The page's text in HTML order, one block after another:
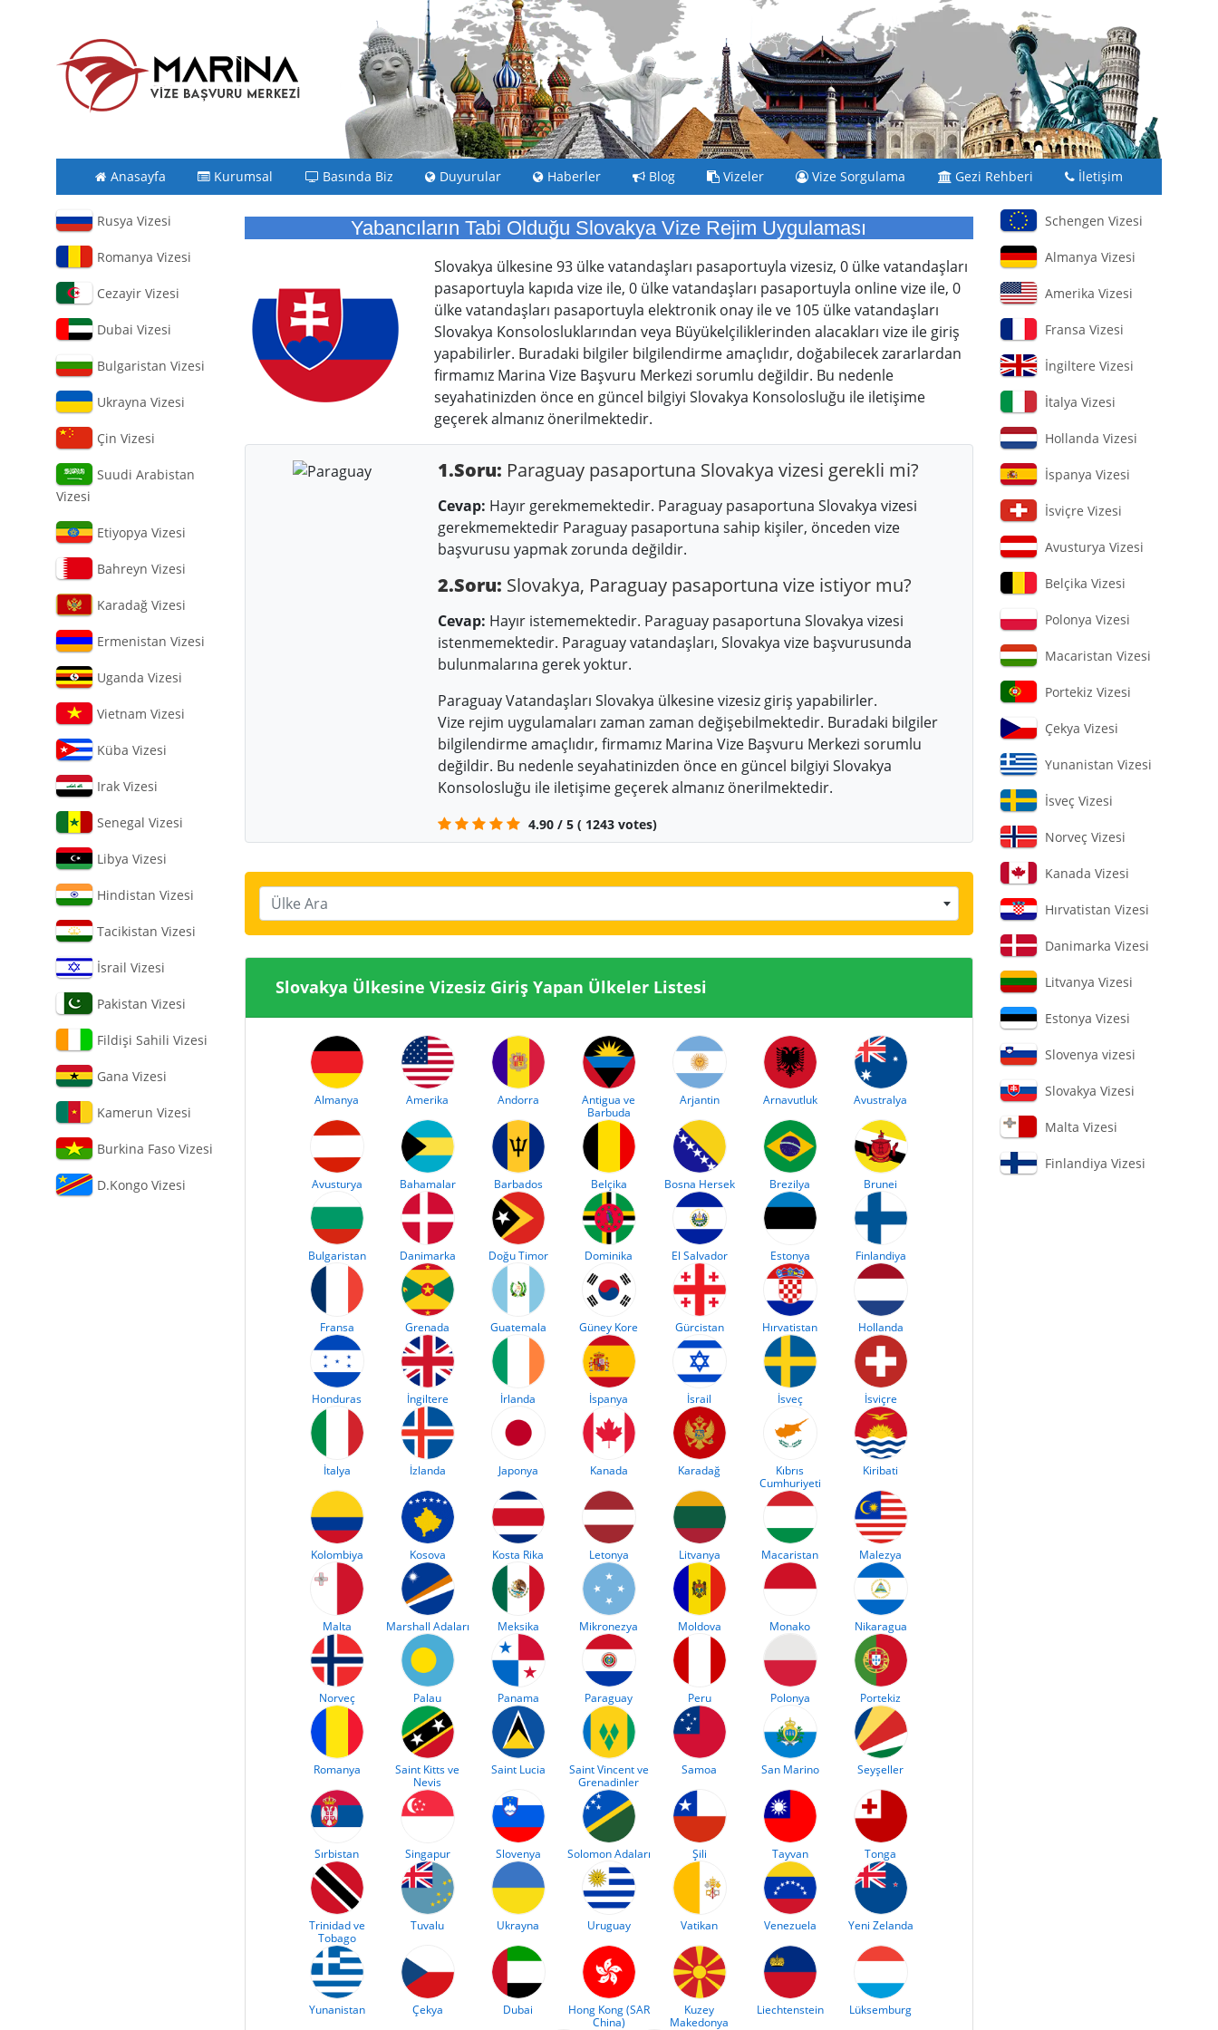
Anasayfa Kurumsal Basında Biz Duyurular Haberler Blog Vizeler Vize Sorgulama Gezi Rehberi İletişim
Rusya Vizesi
Romanya Vizesi
Cezayir Vizesi
Dubai Vizesi
Bulgaristan Vizesi
Ukrayna Vizesi
Çin Vizesi
Suudi Arabistan
Vizesi
Etiyopya Vizesi
Bahreyn Vizesi
Karadağ Vizesi
Ermenistan Vizesi
Uganda Vizesi
Vietnam Vizesi
Küba Vizesi
Irak Vizesi
Senegal Vizesi
Libya Vizesi
Hindistan Vizesi
Tacikistan Vizesi
İsrail Vizesi
Pakistan Vizesi
Fildişi Sahili Vizesi
Gana Vizesi
Kamerun Vizesi
Burkina Faso Vizesi
D.Kongo Vizesi
Yabancıların Tabi Olduğu Slovakya Vize Rejim Uygulaması
Slovakya ülkesine 93 ülke vatandaşları pasaportuyla vizesiz, 0 ülke vatandaşları
pasaportuyla kapıda vize ile, 0 ülke vatandaşları pasaportuyla online vize ile, 0
ülke vatandaşları pasaportuyla elektronik onay ile ve 105 ülke vatandaşları
Slovakya Konsolosluklarından veya Büyükelçiliklerinden alacakları vize ile giriş
yapabilirler. Buradaki bilgiler bilgilendirme amaçlıdır, doğabilecek zararlardan
firmamız Marina Vize Başvuru Merkezi sorumlu değildir. Bu nedenle
seyahatinizden önce en güncel bilgiyi Slovakya Konsolosluğu ile iletişime
geçerek almanız önerilmektedir.
1.Soru: Paraguay pasaportuna Slovakya vizesi gerekli mi?
Cevap: Hayır gerekmemektedir. Paraguay pasaportuna Slovakya vizesi
gerekmemektedir Paraguay pasaportuna sahip kişiler, önceden vize
başvurusu yapmak zorunda değildir.
2.Soru: Slovakya, Paraguay pasaportuna vize istiyor mu?
Cevap: Hayır istememektedir. Paraguay pasaportuna Slovakya vizesi
istenmemektedir. Paraguay vatandaşları, Slovakya vize başvurusunda
bulunmalarına gerek yoktur.
Paraguay Vatandaşları Slovakya ülkesine vizesiz giriş yapabilirler.
Vize rejim uygulamaları zaman zaman değişebilmektedir. Buradaki bilgiler
bilgilendirme amaçlıdır, firmamız Marina Vize Başvuru Merkezi sorumlu
değildir. Bu nedenle seyahatinizden önce en güncel bilgiyi Slovakya
Konsolosluğu ile iletişime geçerek almanız önerilmektedir.
4.90 / 5 ( 1243 votes)
Ülke Ara
Slovakya Ülkesine Vizesiz Giriş Yapan Ülkeler Listesi
Almanya Amerika Andorra
Antigua ve
Barbuda
Arjantin Arnavutluk Avustralya
Avusturya Bahamalar Barbados Belçika Bosna Hersek Brezilya Brunei
Bulgaristan Danimarka Doğu Timor Dominika El Salvador Estonya Finlandiya
Fransa Grenada Guatemala Güney Kore Gürcistan Hırvatistan Hollanda
Honduras İngiltere İrlanda İspanya İsrail İsveç İsviçre
İtalya İzlanda Japonya Kanada Karadağ
Kıbrıs
Cumhuriyeti
Kiribati
Kolombiya Kosova Kosta Rika Letonya Litvanya Macaristan Malezya
Malta Marshall Adaları Meksika Mikronezya Moldova Monako Nikaragua
Norveç Palau Panama Paraguay Peru Polonya Portekiz
Romanya
Saint Kitts ve
Nevis
Saint Lucia
Saint Vincent ve
Grenadinler
Samoa San Marino Seyşeller
Sırbistan Singapur Slovenya Solomon Adaları Şili Tayvan Tonga
Trinidad ve
Tobago
Tuvalu Ukrayna Uruguay Vatikan Venezuela Yeni Zelanda
Yunanistan Çekya Dubai
Hong Kong (SAR
China)
Kuzey
Makedonya
Liechtenstein Lüksemburg
Schengen Vizesi
Almanya Vizesi
Amerika Vizesi
Fransa Vizesi
İngiltere Vizesi
İtalya Vizesi
Hollanda Vizesi
İspanya Vizesi
İsviçre Vizesi
Avusturya Vizesi
Belçika Vizesi
Polonya Vizesi
Macaristan Vizesi
Portekiz Vizesi
Çekya Vizesi
Yunanistan Vizesi
İsveç Vizesi
Norveç Vizesi
Kanada Vizesi
Hırvatistan Vizesi
Danimarka Vizesi
Litvanya Vizesi
Estonya Vizesi
Slovenya vizesi
Slovakya Vizesi
Malta Vizesi
Finlandiya Vizesi